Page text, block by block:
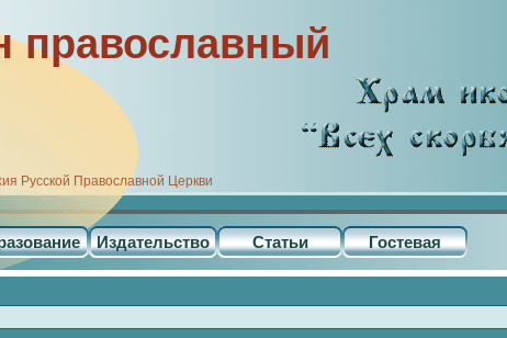
православный
Русской Православной Церкви
Издательство Статьи Гостевая